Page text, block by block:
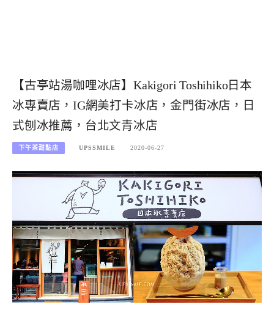
【古亭站湯咖哩冰店】Kakigori Toshihiko日本
冰專賣店，IG網美打卡冰店，金門街冰店，日
式刨冰推薦，台北文青冰店
下午茶甜點店 UPSSMILE 2020-06-27